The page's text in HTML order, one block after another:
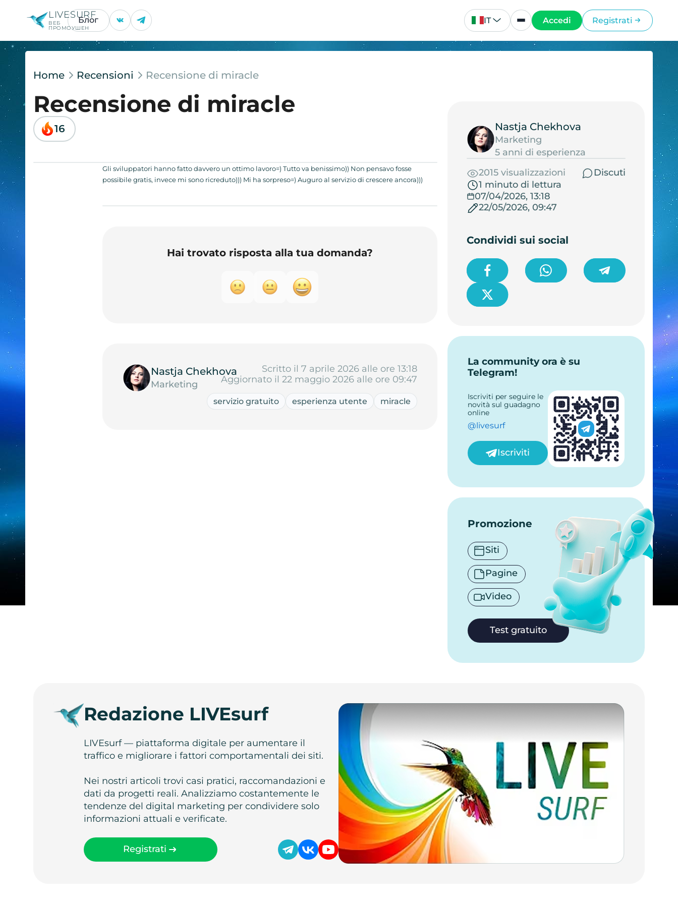
LIVESURF
ВЕБ
ПРОМОУШЕН
Блог IT Accedi Registrati
Home Recensioni Recensione di miracle
Recensione di miracle
16
Gli sviluppatori hanno fatto davvero un ottimo lavoro=) Tutto va benissimo)) Non pensavo fosse
possibile gratis, invece mi sono ricreduto))) Mi ha sorpreso=) Auguro al servizio di crescere ancora)))
Hai trovato risposta alla tua domanda?
Nastja Chekhova
Marketing
Scritto il 7 aprile 2026 alle ore 13:18
Aggiornato il 22 maggio 2026 alle ore 09:47
servizio gratuito esperienza utente miracle
Nastja Chekhova
Marketing
5 anni di esperienza
2015 visualizzazioni
Discuti
1 minuto di lettura
07/04/2026, 13:18
22/05/2026, 09:47
Condividi sui social
La community ora è su
Telegram!
Iscriviti per seguire le
novità sul guadagno
online
@livesurf
Iscriviti
Promozione
Siti
Pagine
Video
Test gratuito
Redazione LIVEsurf
LIVEsurf — piattaforma digitale per aumentare il
traffico e migliorare i fattori comportamentali dei siti.
Nei nostri articoli trovi casi pratici, raccomandazioni e
dati da progetti reali. Analizziamo costantemente le
tendenze del digital marketing per condividere solo
informazioni attuali e verificate.
Registrati